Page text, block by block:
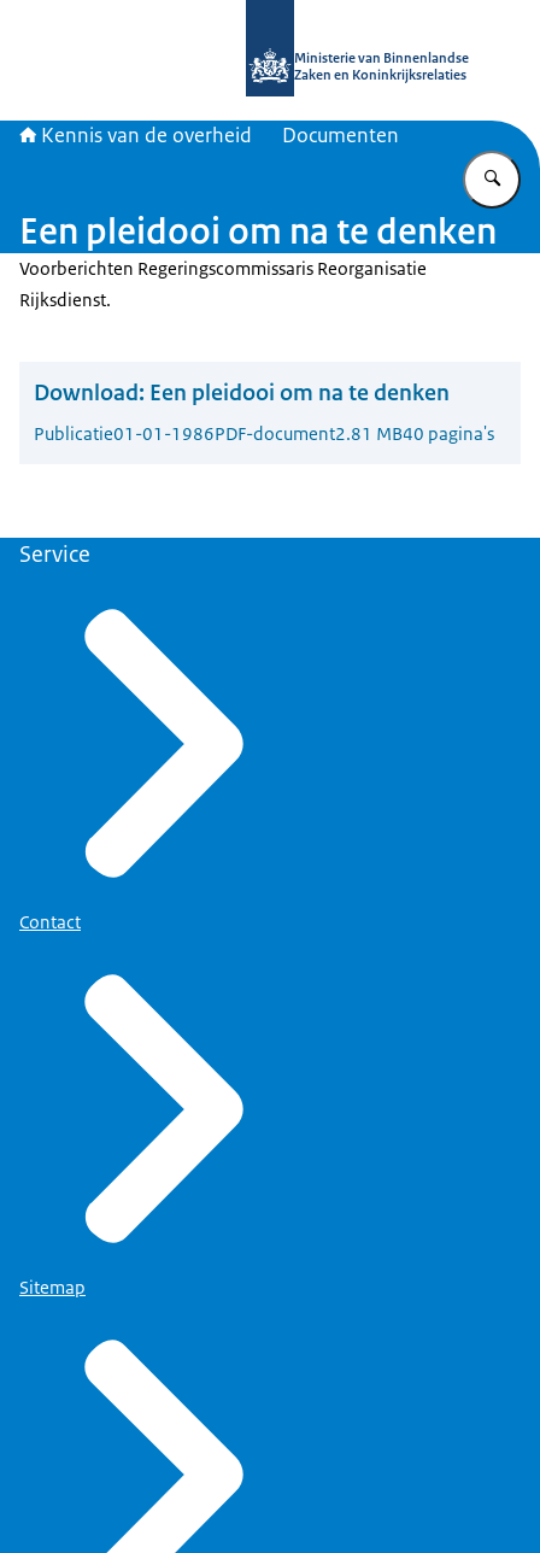
Ministerie van Binnenlandse
Zaken en Koninkrijksrelaties
Kennis van de overheid Documenten
Een pleidooi om na te denken
Voorberichten Regeringscommissaris Reorganisatie
Rijksdienst.
Download: Een pleidooi om na te denken
Publicatie01-01-1986PDF-document2.81 MB40 pagina's
Service
Contact
Sitemap